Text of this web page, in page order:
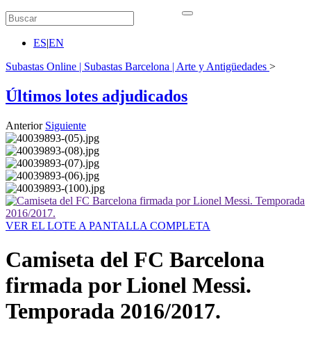
ES|EN
Subastas Online | Subastas Barcelona | Arte y Antigüedades >
Últimos lotes adjudicados
Anterior Siguiente
VER EL LOTE A PANTALLA COMPLETA
Camiseta del FC Barcelona
firmada por Lionel Messi.
Temporada 2016/2017.